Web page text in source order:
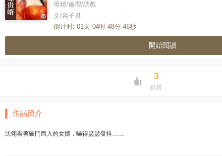
母婿/倫理/調教
文/容子君
倒计时: 01天 04时 48分 46秒
開始閱讀
3
點贊
作品簡介
沈翎看著破門而入的女婿，嚇得瑟瑟發抖……